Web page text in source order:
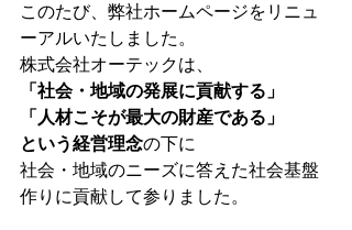
このたび、弊社ホームページをリニュ
ーアルいたしました。
株式会社オーテックは、
「社会・地域の発展に貢献する」
「人材こそが最大の財産である」
という経営理念の下に
社会・地域のニーズに答えた社会基盤
作りに貢献して参りました。